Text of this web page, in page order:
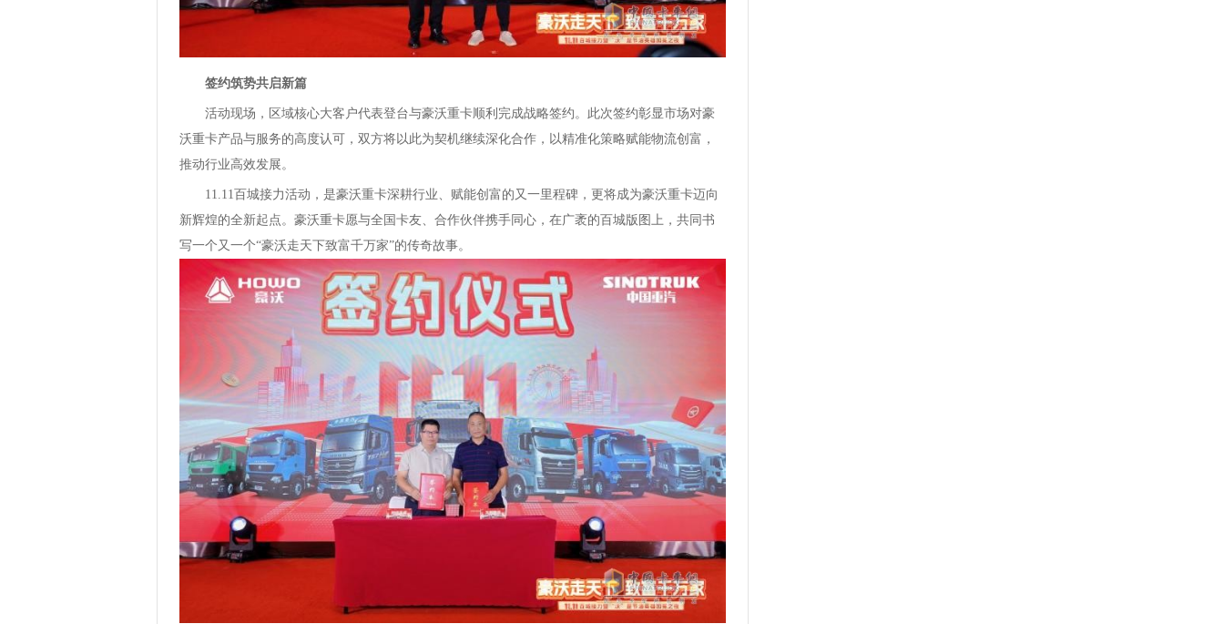
签约筑势共启新篇
活动现场，区域核心大客户代表登台与豪沃重卡顺利完成战略签约。此次签约彰显市场对豪
沃重卡产品与服务的高度认可，双方将以此为契机继续深化合作，以精准化策略赋能物流创富，
推动行业高效发展。
11.11百城接力活动，是豪沃重卡深耕行业、赋能创富的又一里程碑，更将成为豪沃重卡迈向
新辉煌的全新起点。豪沃重卡愿与全国卡友、合作伙伴携手同心，在广袤的百城版图上，共同书
写一个又一个“豪沃走天下致富千万家”的传奇故事。